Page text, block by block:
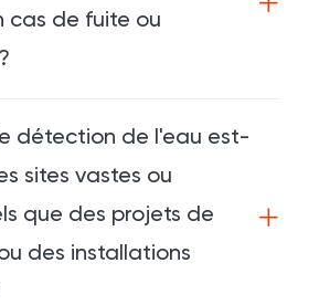
cas de fuite ou
détection de l'eau est-
sites vastes ou
que des projets de
des installations